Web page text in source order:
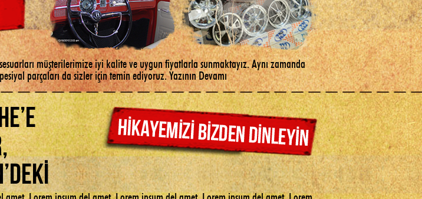
müşterilerimize iyi kalite ve uygun fiyatlarla sunmaktayız. Aynı zamanda
parçaları da sizler için temin ediyoruz.Yazının Devamı
amet. Lorem ipsum del amet. Lorem ipsum del amet. Lorem ipsum del amet. Lorem